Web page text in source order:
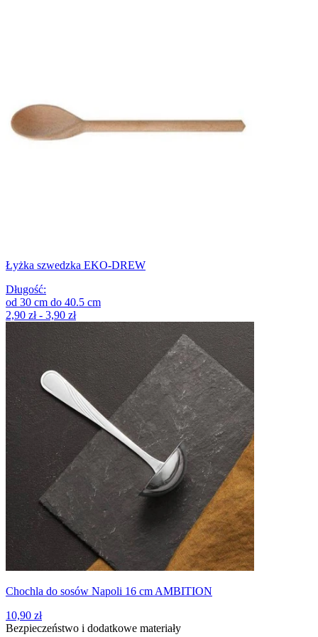
Łyżka szwedzka EKO-DREW
Długość:
od 30 cm do 40.5 cm
2,90 zł - 3,90 zł
Chochla do sosów Napoli 16 cm AMBITION
10,90 zł
Bezpieczeństwo i dodatkowe materiały